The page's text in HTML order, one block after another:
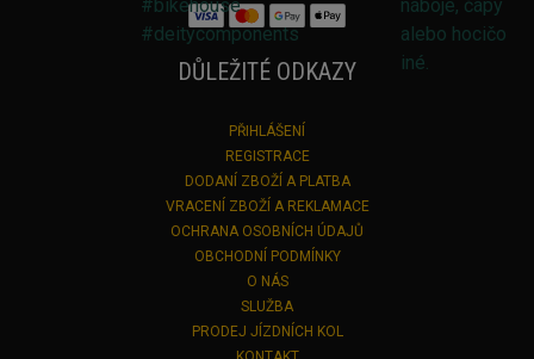
DŮLEŽITÉ ODKAZY
PŘIHLÁŠENÍ
REGISTRACE
DODANÍ ZBOŽÍ A PLATBA
VRACENÍ ZBOŽÍ A REKLAMACE
OCHRANA OSOBNÍCH ÚDAJŮ
OBCHODNÍ PODMÍNKY
O NÁS
SLUŽBA
PRODEJ JÍZDNÍCH KOL